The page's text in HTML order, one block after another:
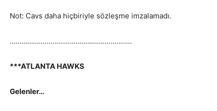
Not: Cavs daha hiçbiriyle sözleşme imzalamadı.
………………………………………………………
***ATLANTA HAWKS
Gelenler…